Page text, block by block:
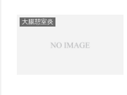
大腸憩室炎